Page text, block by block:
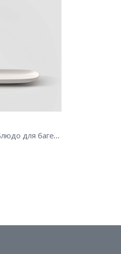
Artesano Original Блюдо для багета 44х14см